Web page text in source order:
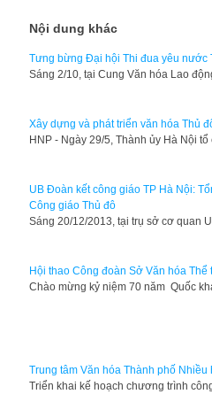
Nội dung khác
Tưng bừng Đại hội Thi đua yêu nước
​Sáng 2/10, tại Cung Văn hóa Lao
Xây dựng và phát triển văn hóa Thủ
​HNP - Ngày 29/5, Thành ủy Hà Nội
UB Đoàn kết công giáo TP Hà Nội:
Công giáo Thủ đô
​Sáng 20/12/2013, tại trụ sở cơ quan
Hội thao Công đoàn Sở Văn hóa
​Chào mừng kỷ niệm 70 năm Quốc
Trung tâm Văn hóa Thành phố
​Triển khai kế hoạch chương trình